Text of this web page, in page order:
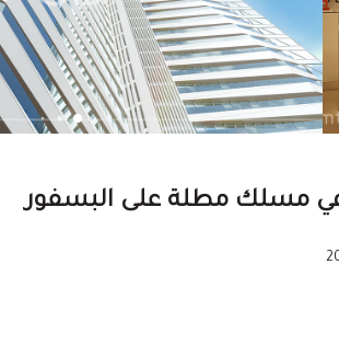
مسلك مطلة على البسفور